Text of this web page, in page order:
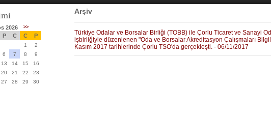
2026 >>
P C C P
1
2
6 7 8
9
13 14 15
16
20 21 22
23
27 28 29
30
Arşiv
Türkiye Odalar ve Borsalar Birliği (TOBB) ile Çorlu Ticaret ve Sanayi
işbirliğiyle düzenlenen "Oda ve Borsalar Akreditasyon Çalışmaları
Kasım 2017 tarihlerinde Çorlu TSO'da gerçekleşti. - 06/11/2017